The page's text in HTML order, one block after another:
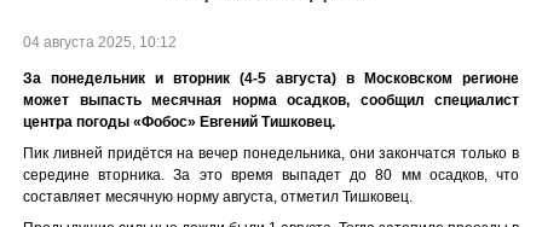
04 августа 2025, 10:12
За понедельник и вторник (4-5 августа) в Московском регионе
может выпасть месячная норма осадков, сообщил специалист
центра погоды «Фобос» Евгений Тишковец.
Пик ливней придётся на вечер понедельника, они закончатся только в
середине вторника. За это время выпадет до 80 мм осадков, что
составляет месячную норму августа, отметил Тишковец.